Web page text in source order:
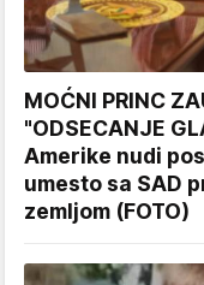
MOĆNI PRINC
"ODSECANJE
Amerike nudi
umesto sa SAD
zemljom (FOTO)